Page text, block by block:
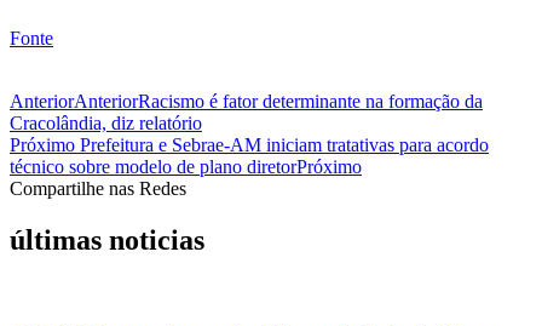
Fonte
AnteriorAnteriorRacismo é fator determinante na formação da
Cracolândia, diz relatório
Próximo Prefeitura e Sebrae-AM iniciam tratativas para acordo
técnico sobre modelo de plano diretorPróximo
Compartilhe nas Redes
últimas noticias